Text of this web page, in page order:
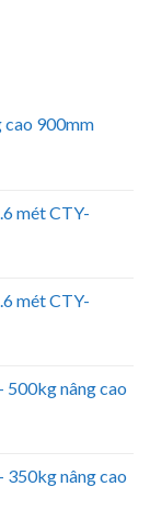
cao 900mm
mét CTY-
mét CTY-
500kg nâng cao
350kg nâng cao